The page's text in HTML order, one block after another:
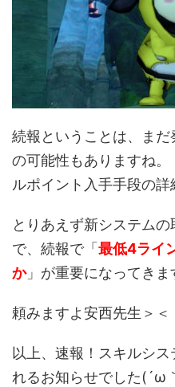
続報ということは、ま
の可能性もありますね
ルポイント入手手段の詳
とりあえず新システム
で、続報で「 最低4ライ
か」が重要になってきま
頼みますよ安西先生＞＜
以上、速報！スキルシ
れるお知らせでした(´ω